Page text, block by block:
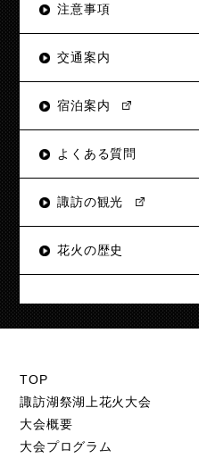
注意事項
交通案内
宿泊案内
よくある質問
諏訪の観光
花火の歴史
TOP
諏訪湖祭湖上花火大会
大会概要
大会プログラム